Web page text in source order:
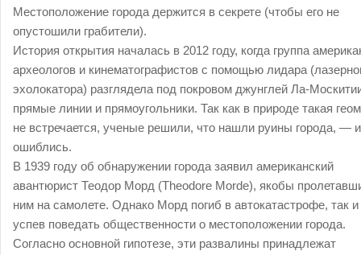
Местоположение города держится в секрете (чтобы его не
опустошили грабители).
История открытия началась в 2012 году, когда группа
археологов и кинематографистов с помощью лидара
эхолокатора) разглядела под покровом джунглей Ла-
прямые линии и прямоугольники. Так как в природе такая
не встречается, ученые решили, что нашли руины города, —
ошиблись.
В 1939 году об обнаружении города заявил американский
авантюрист Теодор Морд (Theodore Morde), якобы
ним на самолете. Однако Морд погиб в автокатастрофе, так и
успев поведать общественности о местоположении города.
Согласно основной гипотезе, эти развалины принадлежат